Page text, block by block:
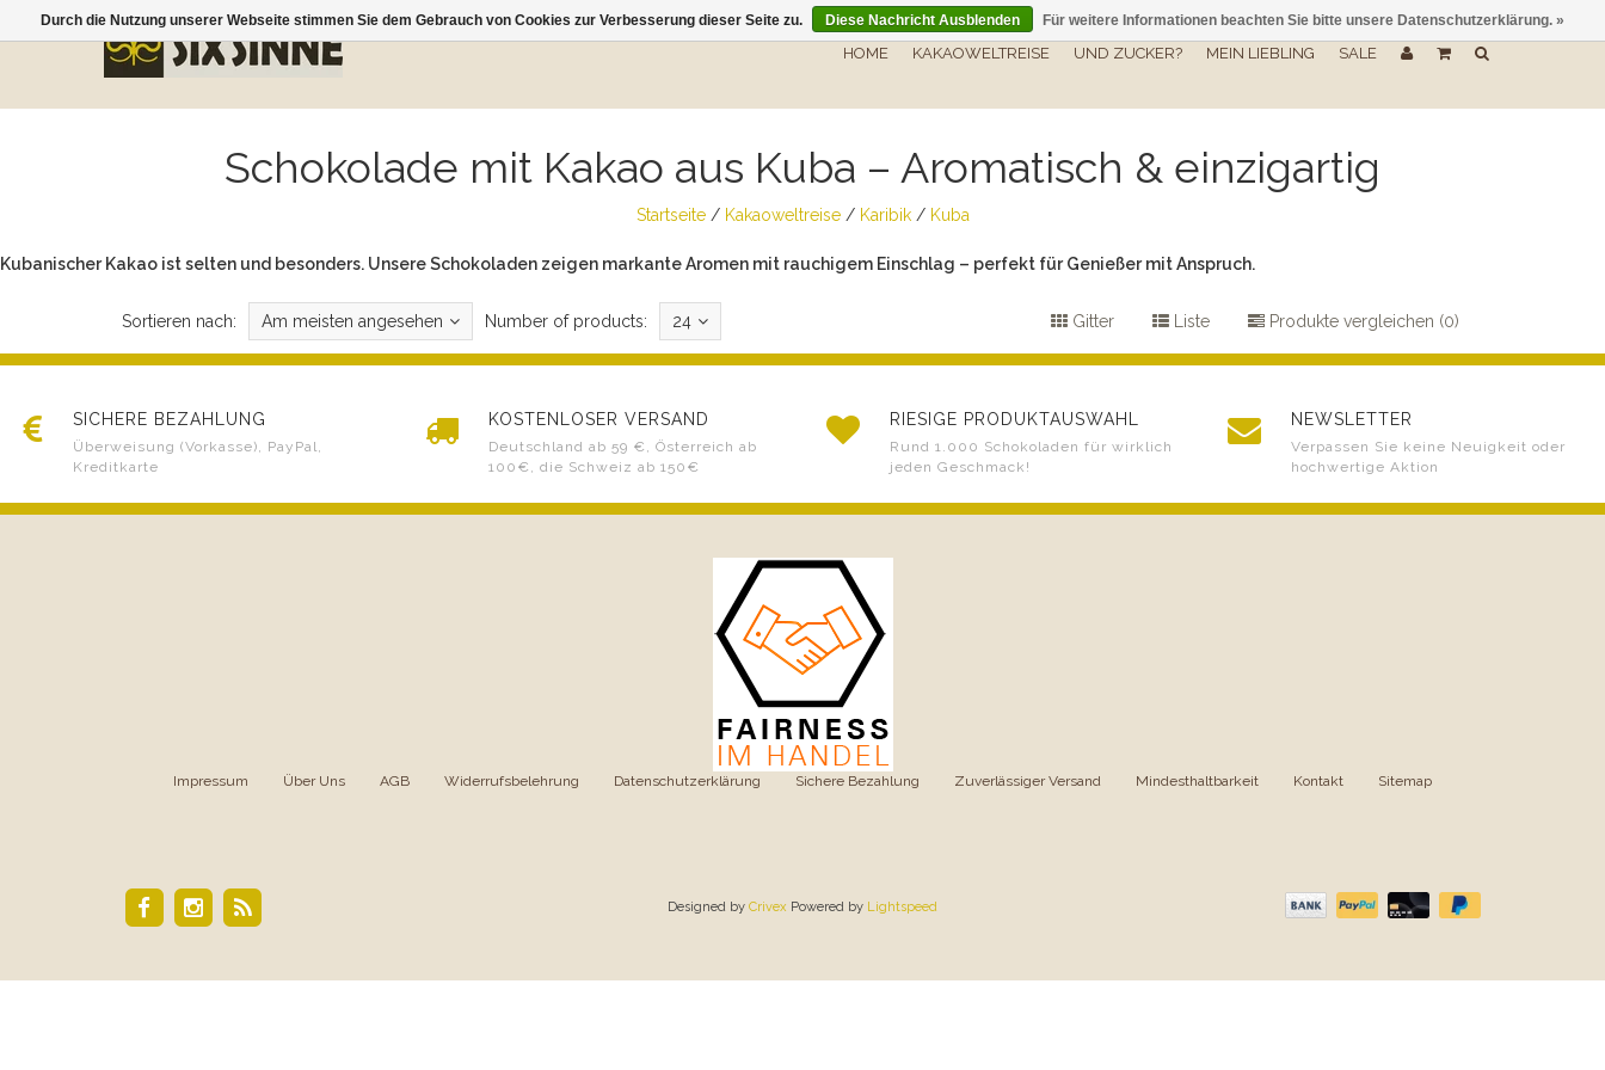
HOME KAKAOWELTREISE UND ZUCKER? MEIN LIEBLING SALE
Schokolade mit Kakao aus Kuba – Aromatisch & einzigartig
Startseite/ Kakaoweltreise/ Karibik/ Kuba
Kubanischer Kakao ist selten und besonders. Unsere Schokoladen zeigen markante Aromen mit rauchigem Einschlag – perfekt für Genießer mit Anspruch.
Sortieren nach: Am meisten angesehen Number of products: 24 Gitter Liste Produkte vergleichen (0)
SICHERE BEZAHLUNG
Überweisung (Vorkasse), PayPal,
Kreditkarte
KOSTENLOSER VERSAND
Deutschland ab 59 €, Österreich ab
100€, die Schweiz ab 150€
RIESIGE PRODUKTAUSWAHL
Rund 1.000 Schokoladen für wirklich
jeden Geschmack!
NEWSLETTER
Verpassen Sie keine Neuigkeit oder
hochwertige Aktion
Impressum Über Uns AGB Widerrufsbelehrung Datenschutzerklärung Sichere Bezahlung Zuverlässiger Versand Mindesthaltbarkeit Kontakt Sitemap
Designed by Crivex Powered by Lightspeed
Durch die Nutzung unserer Webseite stimmen Sie dem Gebrauch von Cookies zur Verbesserung dieser Seite zu. Diese Nachricht Ausblenden Für weitere Informationen beachten Sie bitte unsere Datenschutzerklärung. »